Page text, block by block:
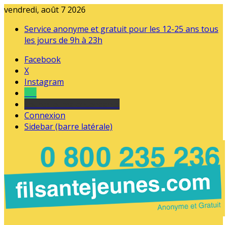
vendredi, août 7 2026
Service anonyme et gratuit pour les 12-25 ans tous
les jours de 9h à 23h
Facebook
X
Instagram
Connexion
Sidebar (barre latérale)